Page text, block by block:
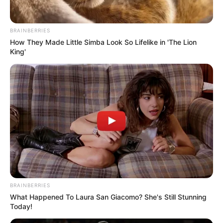
dźwiękowej, wśród niektórych odbiorców może pojawić się
wrażenie lekkiego dysonansu pomiędzy powagą i ciężarem
ekranowych zdarzeń, a materiałem obecnym na płycie. Grusin
bowiem do spiskowego majstersztyku Pollacka
partyturę, nie pozbawioną przy tym dozy melancholii.
Wydawać by się mogło, iż ów zabieg zniweczy wysiłek
reżysera i operatora w drobiazgowym kreowaniu klimatu
osaczenia i zaszczucia głównego bohatera, jednakże to
pozory i mylenie tropów, by uśpić czujność widza. Trzeba
wykazać się nie lada sprytem i warsztatową biegłością, żeby
sobie pozwolić na takież rozwiązanie, złudnie (i podstępnie)
oferując miłą dla ucha ilustrację. Dodaje jej to jeszcze klasy,
wyróżniając ją spośród szorstkich i chłodnych ścieżek z
niepokojących thrillerów tamtego okresu.
BRAINBERRIES
How They Made Little Simba Look So Lifelike in 'The Lion
King'
BRAINBERRIES
What Happened To Laura San Giacomo? She's Still Stunning
Today!